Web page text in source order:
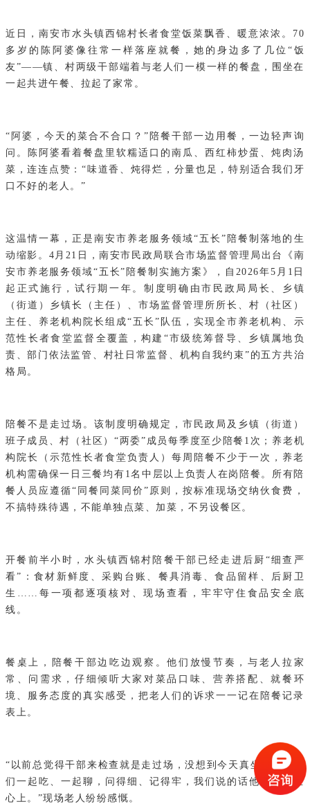
近日，南安市水头镇西锦村长者食堂饭菜飘香、暖意浓浓。70
多岁的陈阿婆像往常一样落座就餐，她的身边多了几位“饭
友”——镇、村两级干部端着与老人们一模一样的餐盘，围坐在
一起共进午餐、拉起了家常。
“阿婆，今天的菜合不合口？”陪餐干部一边用餐，一边轻声询
问。陈阿婆看着餐盘里软糯适口的南瓜、西红柿炒蛋、炖肉汤
菜，连连点赞：“味道香、炖得烂，分量也足，特别适合我们牙
口不好的老人。”
这温情一幕，正是南安市养老服务领域“五长”陪餐制落地的生
动缩影。4月21日，南安市民政局联合市场监督管理局出台《南
安市养老服务领域“五长”陪餐制实施方案》，自2026年5月1日
起正式施行，试行期一年。制度明确由市民政局局长、乡镇
（街道）乡镇长（主任）、市场监督管理所所长、村（社区）
主任、养老机构院长组成“五长”队伍，实现全市养老机构、示
范性长者食堂监督全覆盖，构建“市级统筹督导、乡镇属地负
责、部门依法监管、村社日常监督、机构自我约束”的五方共治
格局。
陪餐不是走过场。该制度明确规定，市民政局及乡镇（街道）
班子成员、村（社区）“两委”成员每季度至少陪餐1次；养老机
构院长（示范性长者食堂负责人）每周陪餐不少于一次，养老
机构需确保一日三餐均有1名中层以上负责人在岗陪餐。所有陪
餐人员应遵循“同餐同菜同价”原则，按标准现场交纳伙食费，
不搞特殊待遇，不能单独点菜、加菜，不另设餐区。
开餐前半小时，水头镇西锦村陪餐干部已经走进后厨“细查严
看”：食材新鲜度、采购台账、餐具消毒、食品留样、后厨卫
生……每一项都逐项核对、现场查看，牢牢守住食品安全底
线。
餐桌上，陪餐干部边吃边观察。他们放慢节奏，与老人拉家
常、问需求，仔细倾听大家对菜品口味、营养搭配、就餐环
境、服务态度的真实感受，把老人们的诉求一一记在陪餐记录
表上。
“以前总觉得干部来检查就是走过场，没想到今天真坐下来和我
们一起吃、一起聊，问得细、记得牢，我们说的话他们都放在
心上。”现场老人纷纷感慨。